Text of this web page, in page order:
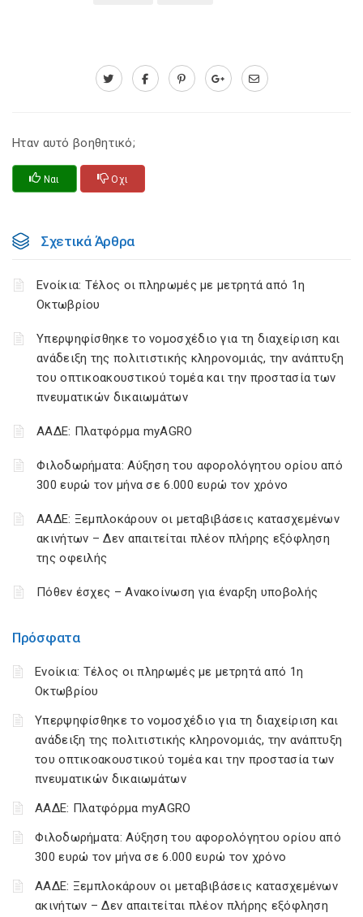
Πρόσφατα
Ενοίκια: Τέλος οι πληρωμές με μετρητά από 1η
Οκτωβρίου
Υπερψηφίσθηκε το νομοσχέδιο για τη διαχείριση και
ανάδειξη της πολιτιστικής κληρονομιάς, την ανάπτυξη
του οπτικοακουστικού τομέα και την προστασία των
πνευματικών δικαιωμάτων
ΑΑΔΕ: Πλατφόρμα myAGRO
Φιλοδωρήματα: Αύξηση του αφορολόγητου ορίου από
300 ευρώ τον μήνα σε 6.000 ευρώ τον χρόνο
ΑΑΔΕ: Ξεμπλοκάρουν οι μεταβιβάσεις κατασχεμένων
ακινήτων – Δεν απαιτείται πλέον πλήρης εξόφληση
Ηταν αυτό βοηθητικό;
Ναι Οχι
Σχετικά Άρθρα
Ενοίκια: Τέλος οι πληρωμές με μετρητά από 1η
Οκτωβρίου
Υπερψηφίσθηκε το νομοσχέδιο για τη διαχείριση και
ανάδειξη της πολιτιστικής κληρονομιάς, την ανάπτυξη
του οπτικοακουστικού τομέα και την προστασία των
πνευματικών δικαιωμάτων
ΑΑΔΕ: Πλατφόρμα myAGRO
Φιλοδωρήματα: Αύξηση του αφορολόγητου ορίου από
300 ευρώ τον μήνα σε 6.000 ευρώ τον χρόνο
ΑΑΔΕ: Ξεμπλοκάρουν οι μεταβιβάσεις κατασχεμένων
ακινήτων – Δεν απαιτείται πλέον πλήρης εξόφληση
της οφειλής
Πόθεν έσχες – Ανακοίνωση για έναρξη υποβολής